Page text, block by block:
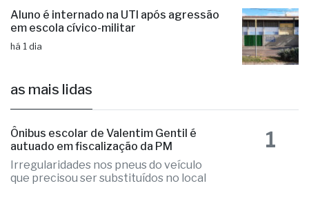
Aluno é internado na UTI após agressão
em escola cívico-militar
há 1 dia
as mais lidas
Ônibus escolar de Valentim Gentil é
autuado em fiscalização da PM
Irregularidades nos pneus do veículo
que precisou ser substituídos no local
1